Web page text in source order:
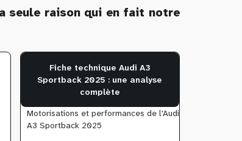
seule raison qui en fait notre
Fiche technique Audi A3
Sportback 2025 : une analyse
complète
Motorisations et performances de l'Audi
A3 Sportback 2025